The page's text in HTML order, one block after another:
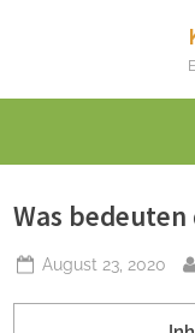
Was
Posted
August 23, 2020